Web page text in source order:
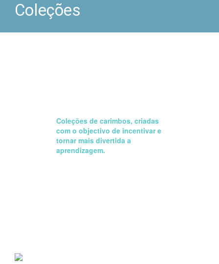
Coleções
Coleções de carimbos, criadas
com o objectivo de incentivar e
tornar mais divertida a
aprendizagem.